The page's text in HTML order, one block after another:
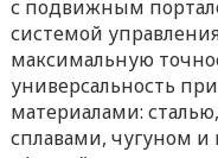
с подвижным
системой
максимальную
универсальность
материалами:
сплавами, чугуном